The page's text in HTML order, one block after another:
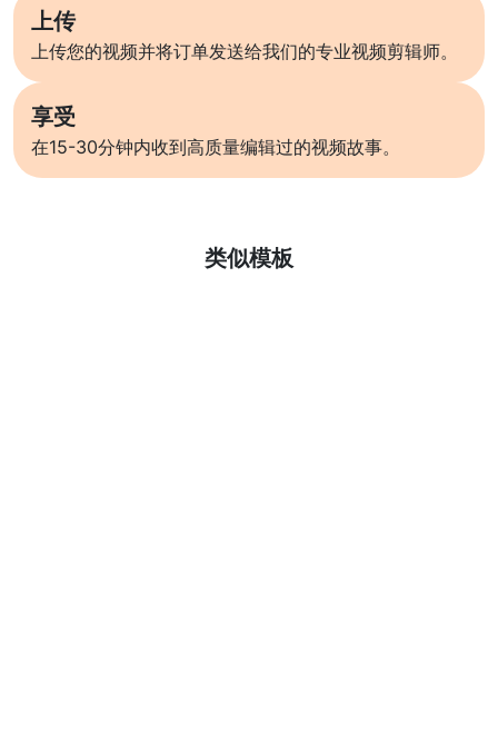
上传
上传您的视频并将订单发送给我们的专业视频剪辑师。
享受
在15-30分钟内收到高质量编辑过的视频故事。
类似模板
了解更多